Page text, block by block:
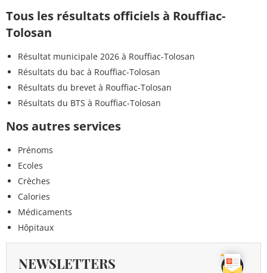
Tous les résultats officiels à Rouffiac-
Tolosan
Résultat municipale 2026 à Rouffiac-Tolosan
Résultats du bac à Rouffiac-Tolosan
Résultats du brevet à Rouffiac-Tolosan
Résultats du BTS à Rouffiac-Tolosan
Nos autres services
Prénoms
Ecoles
Crèches
Calories
Médicaments
Hôpitaux
NEWSLETTERS